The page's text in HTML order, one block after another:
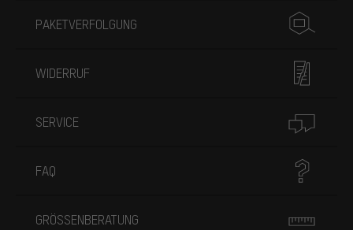
PAKETVERFOLGUNG
WIDERRUF
SERVICE
FAQ
GRÖSSENBERATUNG